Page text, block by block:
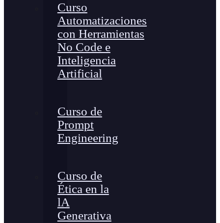
Curso
Automatizaciones
con Herramientas
No Code e
Inteligencia
Artificial
Curso de
Prompt
Engineering
Curso de
Ética en la
lA
Generativa